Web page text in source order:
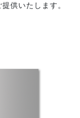
供いたします。